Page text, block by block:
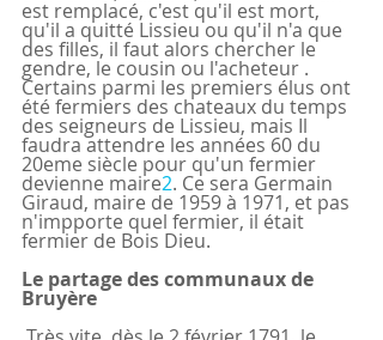
est remplacé, c'est qu'il est mort,
qu'il a quitté Lissieu ou qu'il n'a que
des filles, il faut alors chercher le
gendre, le cousin ou l'acheteur .
Certains parmi les premiers élus ont
été fermiers des chateaux du temps
des seigneurs de Lissieu, mais Il
faudra attendre les années 60 du
20eme siècle pour qu'un fermier
devienne maire2. Ce sera Germain
Giraud, maire de 1959 à 1971, et pas
n'impporte quel fermier, il était
fermier de Bois Dieu.
Le partage des communaux de
Bruyère